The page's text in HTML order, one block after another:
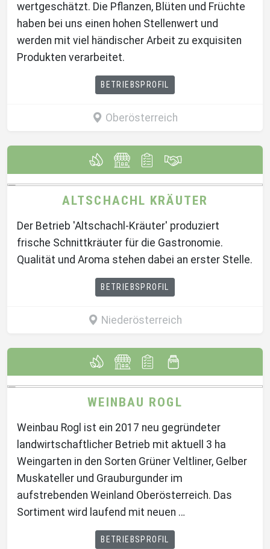
wertgeschätzt. Die Pflanzen, Blüten und Früchte
haben bei uns einen hohen Stellenwert und
werden mit viel händischer Arbeit zu exquisiten
Produkten verarbeitet.
BETRIEBSPROFIL
Oberösterreich
ALTSCHACHL KRÄUTER
Der Betrieb 'Altschachl-Kräuter' produziert
frische Schnittkräuter für die Gastronomie.
Qualität und Aroma stehen dabei an erster Stelle.
BETRIEBSPROFIL
Niederösterreich
WEINBAU ROGL
Weinbau Rogl ist ein 2017 neu gegründeter
landwirtschaftlicher Betrieb mit aktuell 3 ha
Weingarten in den Sorten Grüner Veltliner, Gelber
Muskateller und Grauburgunder im
aufstrebenden Weinland Oberösterreich. Das
Sortiment wird laufend mit neuen …
BETRIEBSPROFIL